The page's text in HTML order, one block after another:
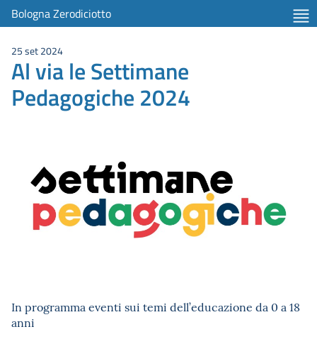
Bologna Zerodiciotto
25 set 2024
Al via le Settimane
Pedagogiche 2024
In programma eventi sui temi dell’educazione da 0 a 18
anni